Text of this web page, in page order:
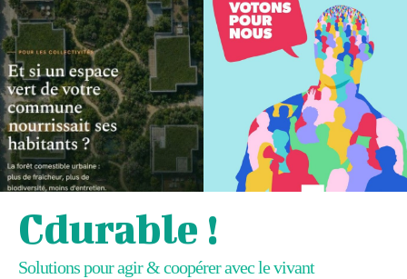
Cdurable !
Solutions pour agir & coopérer avec le vivant